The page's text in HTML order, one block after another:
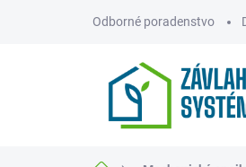
Odborné poradenstvo